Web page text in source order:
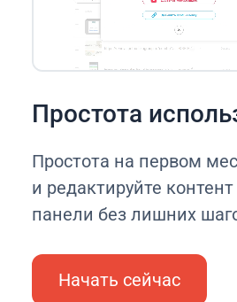
Простота
Простота на первом
и редактируйте
панели без лишних
Начать сейчас